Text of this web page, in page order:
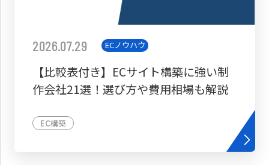
2026.07.29 ECノウハウ
【比較表付き】ECサイト構築に強い制
作会社21選！選び方や費用相場も解説
EC構築